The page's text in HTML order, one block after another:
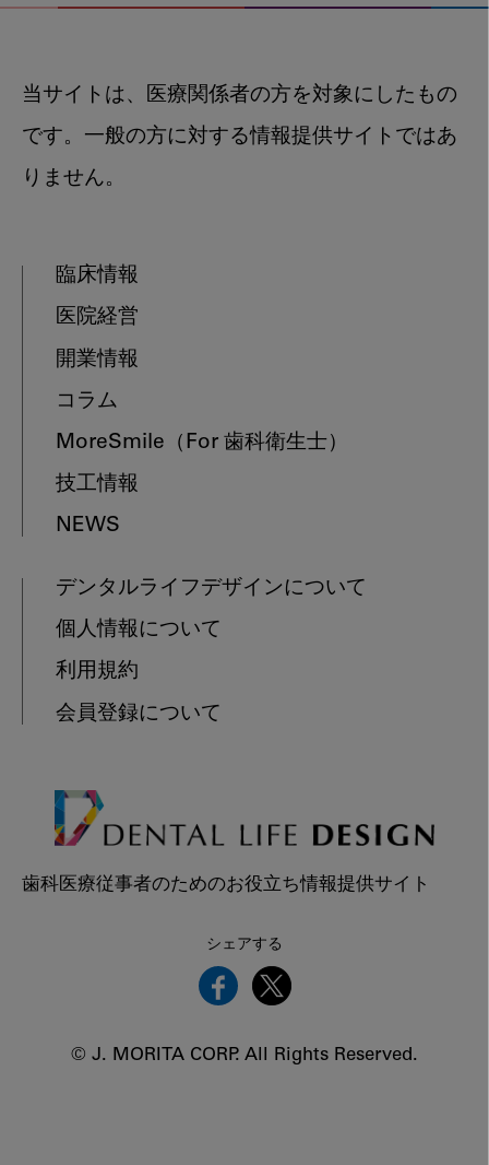
当サイトは、医療関係者の方を対象にしたもの
です。一般の方に対する情報提供サイトではあ
りません。
臨床情報
医院経営
開業情報
コラム
MoreSmile （For 歯科衛生士）
技工情報
NEWS
デンタルライフデザインについて
個人情報について
利用規約
会員登録について
歯科医療従事者のためのお役立ち情報提供サイト
シェアする
© J. MORITA CORP. All Rights Reserved.